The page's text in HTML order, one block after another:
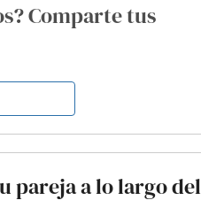
Comparte tus
pareja a lo largo del